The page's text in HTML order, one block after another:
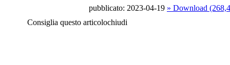
pubblicato: 2023-04-19 » Download
Consiglia questo articolochiudi